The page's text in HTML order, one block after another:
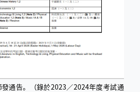
通告。（錄於2023／2024年度考試通